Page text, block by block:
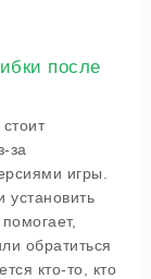
после
за
игры.
обратиться
кто-то, кто